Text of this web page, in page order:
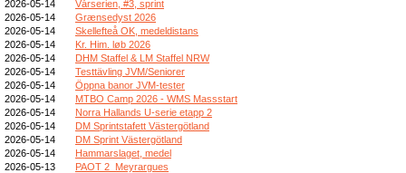
2026-05-14
Vårserien, #3, sprint
2026-05-14
Grænsedyst 2026
2026-05-14
Skellefteå OK, medeldistans
2026-05-14
Kr. Him. løb 2026
2026-05-14
DHM Staffel & LM Staffel NRW
2026-05-14
Testtävling JVM/Seniorer
2026-05-14
Öppna banor JVM-tester
2026-05-14
MTBO Camp 2026 - WMS Massstart
2026-05-14
Norra Hallands U-serie etapp 2
2026-05-14
DM Sprintstafett Västergötland
2026-05-14
DM Sprint Västergötland
2026-05-14
Hammarslaget, medel
2026-05-13
PAOT 2_Meyrargues